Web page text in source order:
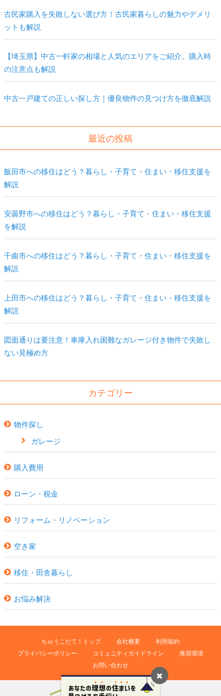
古民家購入を失敗しない選び方！古民家暮らしの魅力やデメリ
ットも解説
【埼玉県】中古一軒家の相場と人気のエリアをご紹介。購入時
の注意点も解説
中古一戸建ての正しい探し方｜優良物件の見つけ方を徹底解説
最近の投稿
飯田市への移住はどう？暮らし・子育て・住まい・移住支援を
解説
安曇野市への移住はどう？暮らし・子育て・住まい・移住支援
を解説
千曲市への移住はどう？暮らし・子育て・住まい・移住支援を
解説
上田市への移住はどう？暮らし・子育て・住まい・移住支援を
解説
図面通りは要注意！車庫入れ困難なガレージ付き物件で失敗し
ない見極め方
カテゴリー
物件探し
ガレージ
購入費用
ローン・税金
リフォーム・リノベーション
空き家
移住・田舎暮らし
お悩み解決
ちゅうこだて！トップ 会社概要
利用規約
プライバシーポリシー
コミュニティガイドライン
推奨環境
お問い合わせ